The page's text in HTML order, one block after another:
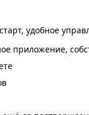
удобное
приложение,